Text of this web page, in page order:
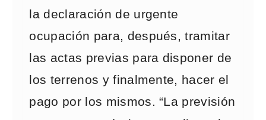
la declaración de urgente
ocupación para, después, tramitar
las actas previas para disponer de
los terrenos y finalmente, hacer el
pago por los mismos. “La previsión